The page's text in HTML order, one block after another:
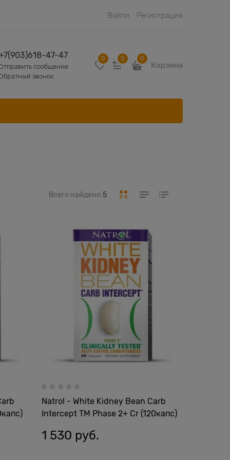
Войти Регистрация
47-47
сообщение
звонок
0 0 0
Корзина
Всего найдено:5
Natrol - White Kidney Bean Carb
Intercept TM Phase 2+ Cr (120капс)
1 530 руб.